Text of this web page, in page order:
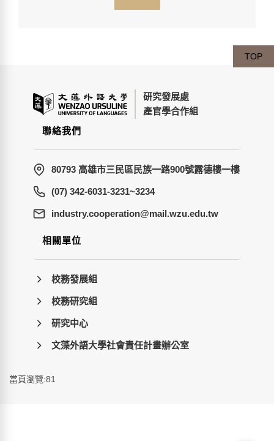
研究發展處
產官學合作組
聯絡我們
80793 高雄市三民區民族一路900號露德樓一樓
(07) 342-6031-3231~3234
wt.ude.uzw.liam@noitarepooc.yrtsudni
相關單位
校務發展組
校務研究組
研究中心
文藻外語大學社會責任計畫辦公室
當頁瀏覽:81
TOP